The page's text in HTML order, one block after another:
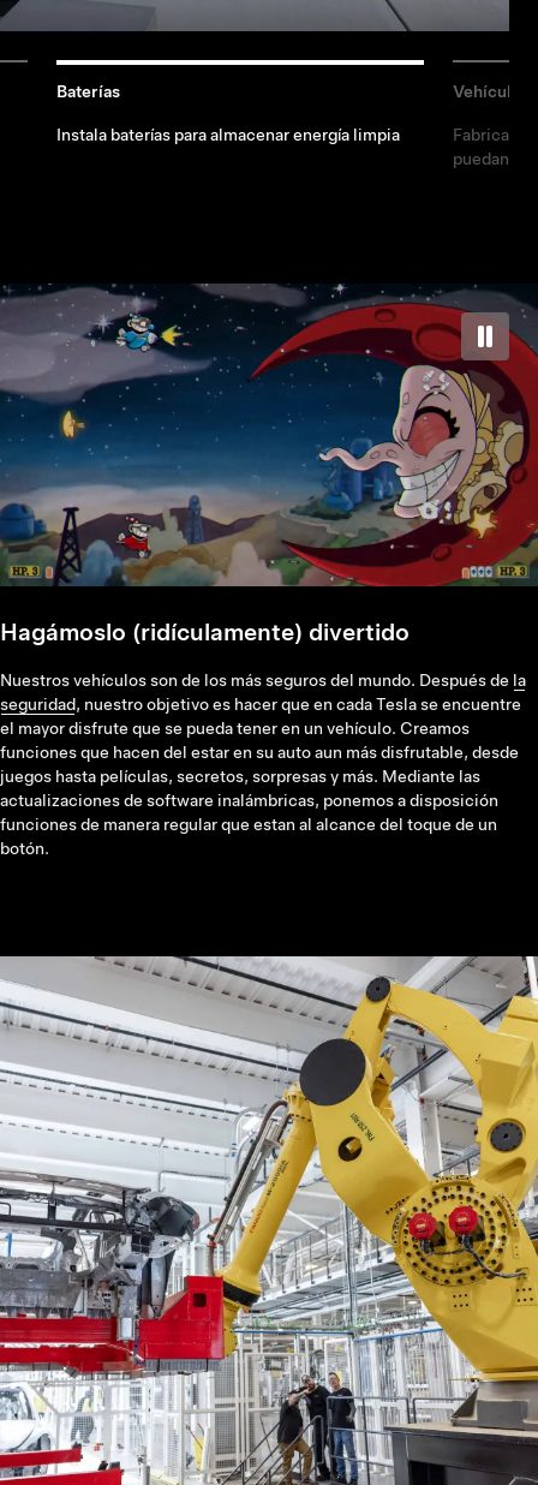
Baterías
Instala baterías para almacenar energía limpia
Vehículos
Fabrica
puedan
Nuestros vehículos son de los más seguros del mundo. Después de la
seguridad, nuestro objetivo es hacer que en cada Tesla se encuentre
el mayor disfrute que se pueda tener en un vehículo. Creamos
funciones que hacen del estar en su auto aun más disfrutable, desde
juegos hasta películas, secretos, sorpresas y más. Mediante las
actualizaciones de software inalámbricas, ponemos a disposición
funciones de manera regular que estan al alcance del toque de un
botón.
Hagámoslo (ridículamente) divertido